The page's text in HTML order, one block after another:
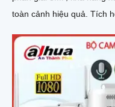
toàn cảnh hiệu quả. Tích hợp micro và loa, hỗ trợ đàm thoại hai